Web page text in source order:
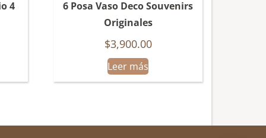
4
6 Posa Vaso Deco Souvenirs
Originales
$3,900.00
Leer más